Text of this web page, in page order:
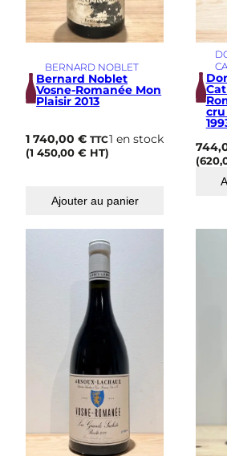
BERNARD NOBLET
Bernard Noblet
Vosne-Romanée Mon
Plaisir 2013
1 740,00€ TTC
(1 450,00€ HT)
1 en stock
Ajouter au panier
cru
(